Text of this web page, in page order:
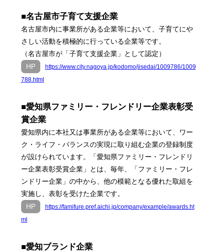
■名古屋市子育て支援企業
名古屋市内に事業所がある企業等において、子育てにや
さしい活動を積極的に行っている企業等です。
（名古屋市が「子育て支援企業」として認定）
HP
https://www.city.nagoya.jp/kodomo/jisedai/1009786/1009
788.html
■愛知県ファミリー・フレンドリー企業表彰受
賞企業
愛知県内に本社又は事業所がある企業等において、ワー
ク・ライフ・バランスの実現に取り組む企業の登録制度
が設けられています。「愛知県ファミリー・フレンドリ
ー企業表彰受賞企業」とは、毎年、「ファミリー・フレ
ンドリー企業」の中から、他の模範となる優れた取組を
実施し、表彰を受けた企業です。
HP
https://famifure.pref.aichi.jp/company/example/awards.ht
ml
■愛知ブランド企業